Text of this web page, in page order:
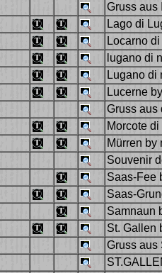
Gruss aus
Lago di
Locarno
lugano di
Lugano di
Lucerne
Gruss aus
Morcote di
Mürren by
Souvenir
Saas-Fee
Saas-
Samnaun
St. Gallen
Gruss aus